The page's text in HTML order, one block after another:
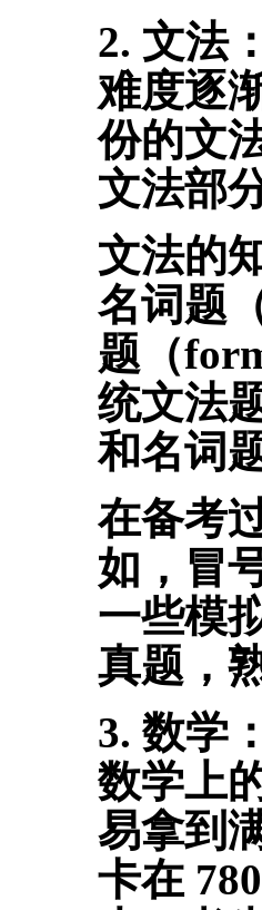
2. 文法：
难度逐
份的文
文法部
文法的
名词题
题（
统文法
和名词
在备考
如，冒
一些模
真题，
3. 数学：
数学上
易拿到
卡在